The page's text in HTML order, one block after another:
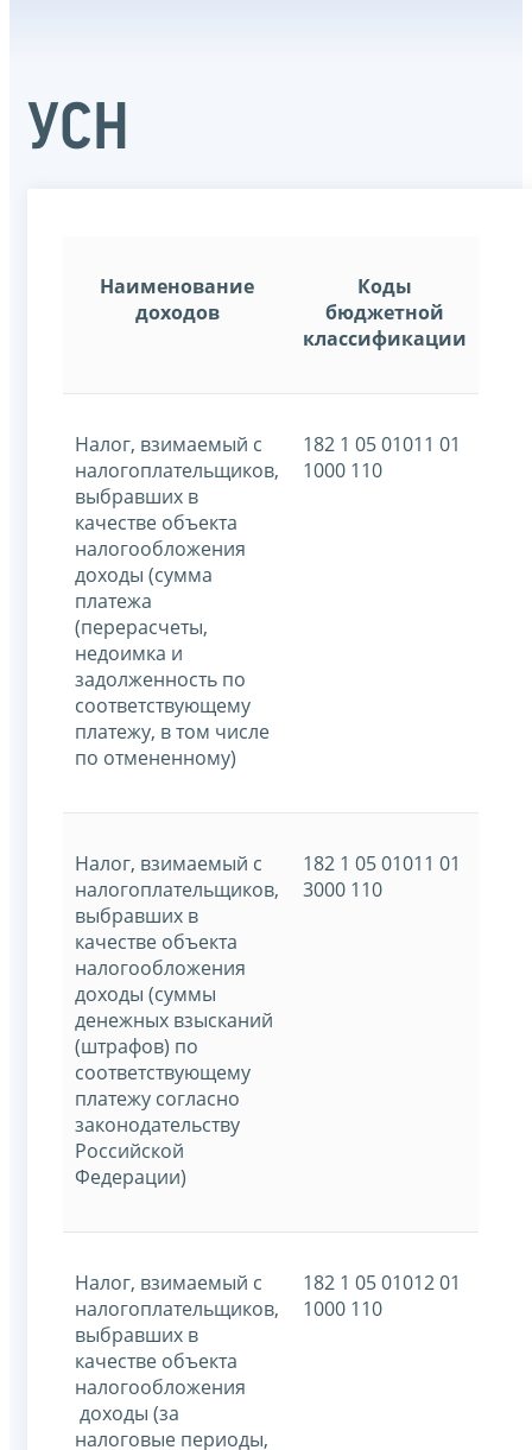
УСН
Наименование
доходов
Коды
бюджетной
классификации
Налог, взимаемый с
налогоплательщиков,
выбравших в
качестве объекта
налогообложения
доходы (сумма
платежа
(перерасчеты,
недоимка и
задолженность по
соответствующему
платежу, в том числе
по отмененному)
182 1 05 01011 01
1000 110
Налог, взимаемый с
налогоплательщиков,
выбравших в
качестве объекта
налогообложения
доходы (суммы
денежных взысканий
(штрафов) по
соответствующему
платежу согласно
законодательству
Российской
Федерации)
182 1 05 01011 01
3000 110
Налог, взимаемый с
налогоплательщиков,
выбравших в
качестве объекта
налогообложения
доходы (за
налоговые периоды,
182 1 05 01012 01
1000 110